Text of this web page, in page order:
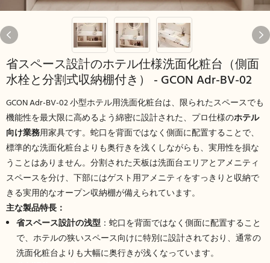
省スペース設計のホテル仕様洗面化粧台（側面
水栓と分割式収納棚付き） - GCON Adr-BV-02
GCON Adr-BV-02 小型ホテル用洗面化粧台は、限られたスペースでも
機能性を最大限に高めるよう綿密に設計された、プロ仕様のホテル
向け業務用家具です。蛇口を背面ではなく側面に配置することで、
標準的な洗面化粧台よりも奥行きを浅くしながらも、実用性を損な
うことはありません。分割された天板は洗面台エリアとアメニティ
スペースを分け、下部にはゲスト用アメニティをすっきりと収納で
きる実用的なオープン収納棚が備えられています。
主な製品特長：
省スペース設計の浅型：蛇口を背面ではなく側面に配置すること
で、ホテルの狭いスペース向けに特別に設計されており、通常の
洗面化粧台よりも大幅に奥行きが浅くなっています。